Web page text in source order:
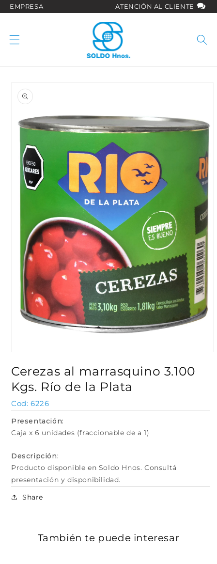
directamente
EMPRESA ATENCIÓN AL CLIENTE
información
multimedia
1
en
una
modal
Cerezas al marrasquino 3.100
Kgs. Río de la Plata
SKU:
6226
Presentación:
Caja x 6 unidades (fraccionable de a 1)
Descripción:
Producto disponible en Soldo Hnos. Consultá
presentación y disponibilidad.
Share
También te puede interesar